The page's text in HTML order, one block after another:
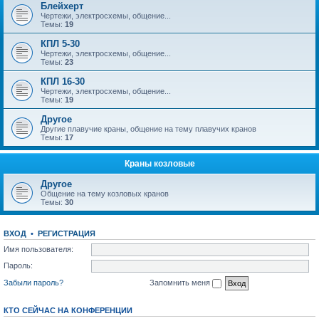
Блейхерт
Чертежи, электросхемы, общение...
Темы: 19
КПЛ 5-30
Чертежи, электросхемы, общение...
Темы: 23
КПЛ 16-30
Чертежи, электросхемы, общение...
Темы: 19
Другое
Другие плавучие краны, общение на тему плавучих кранов
Темы: 17
Краны козловые
Другое
Общение на тему козловых кранов
Темы: 30
ВХОД • РЕГИСТРАЦИЯ
Имя пользователя:
Пароль:
Забыли пароль?
Запомнить меня
КТО СЕЙЧАС НА КОНФЕРЕНЦИИ